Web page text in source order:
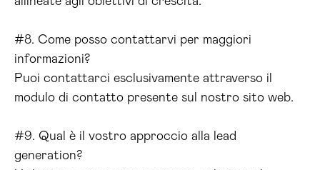
#8. Come posso contattarvi per maggiori
informazioni?
Puoi contattarci esclusivamente attraverso il
modulo di contatto presente sul nostro sito web.
#9. Qual è il vostro approccio alla lead
generation?